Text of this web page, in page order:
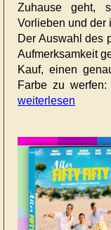
Zuhause geht,
Vorlieben und der
Der Auswahl des
Aufmerksamkeit
Kauf, einen
Farbe zu
weiterlesen